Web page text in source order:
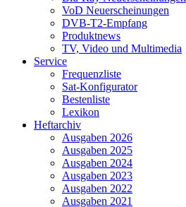
VoD Neuerscheinungen
DVB-T2-Empfang
Produktnews
TV, Video und Multimedia
Service
Frequenzliste
Sat-Konfigurator
Bestenliste
Lexikon
Heftarchiv
Ausgaben 2026
Ausgaben 2025
Ausgaben 2024
Ausgaben 2023
Ausgaben 2022
Ausgaben 2021